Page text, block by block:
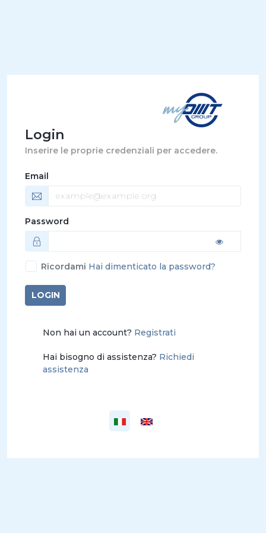
Login
Inserire le proprie credenziali per accedere.
Email
Password
Ricordami Hai dimenticato la password?
LOGIN
Non hai un account? Registrati
Hai bisogno di assistenza? Richiedi
assistenza